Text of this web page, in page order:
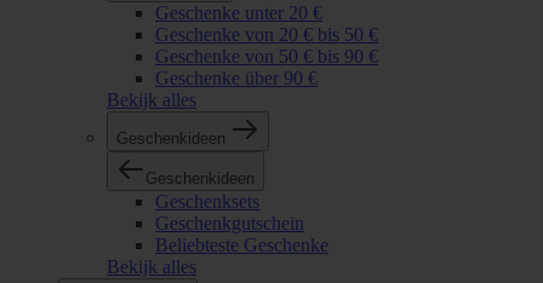
Geschenke unter 20 €
Geschenke von 20 € bis 50 €
Geschenke von 50 € bis 90 €
Geschenke über 90 €
Bekijk alles
Geschenkideen
Geschenkideen
Geschenksets
Geschenkgutschein
Beliebteste Geschenke
Bekijk alles